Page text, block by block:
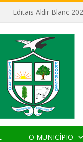
Editais Aldir Blanc
O MUNICÍPIO